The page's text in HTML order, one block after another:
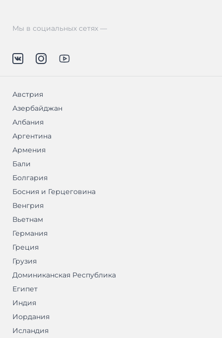
Мы в социальных сетях —
Австрия
Азербайджан
Албания
Аргентина
Армения
Бали
Болгария
Босния и Герцеговина
Венгрия
Вьетнам
Германия
Греция
Грузия
Доминиканская Республика
Египет
Индия
Иордания
Исландия